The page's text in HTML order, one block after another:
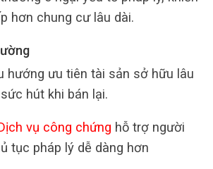
hơn chung cư lâu dài.
hướng ưu tiên tài sản sở hữu lâu
hút khi bán lại.
vụ công chứng hỗ trợ người
tục pháp lý dễ dàng hơn